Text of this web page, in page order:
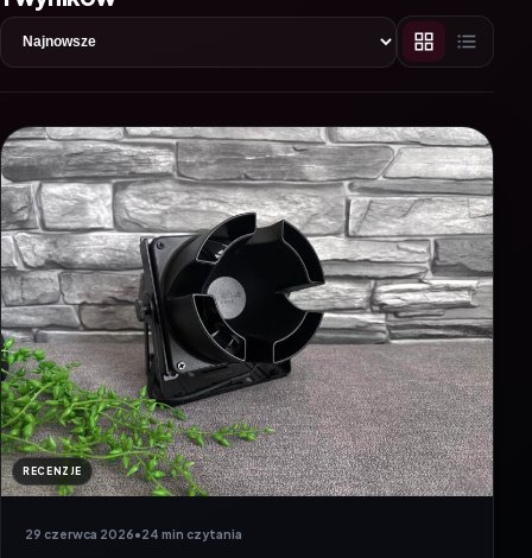
RECENZJE
29 czerwca 2026•24 min czytania